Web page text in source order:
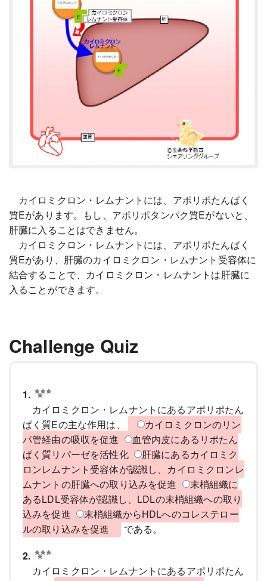
カイロミクロン・レムナントには、アポリポたんぱく
質Eがあります。もし、アポリポタンパク質Eがないと、
肝臓に入ることはできません。
カイロミクロン・レムナントには、アポリポたんぱく
質Eがあり、肝臓のカイロミクロン・レムナント受容体に
結合することで、カイロミクロン・レムナントは肝臓に
入ることができます。
Challenge Quiz
1.
カイロミクロン・レムナントにあるアポリポたん
ぱく質Eの主な作用は、
カイロミクロンのリン
パ管経由の吸収を促進
血管内皮にあるリポたん
ぱく質リパーゼを活性化
肝臓にあるカイロミク
ロンレムナント受容体が認識し、カイロミクロンレ
ムナントの肝臓への取り込みを促進
末梢組織に
あるLDL受容体が認識し、LDLの末梢組織への取り
込みを促進
末梢組織からHDLへのコレステロー
ルの取り込みを促進
である。
2.
カイロミクロン・レムナントにあるアポリポたん